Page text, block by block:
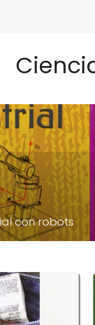
con robots